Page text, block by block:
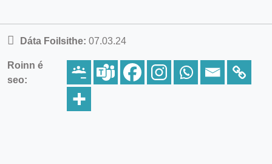
Dáta Foilsithe: 07.03.24
Roinn é
seo: